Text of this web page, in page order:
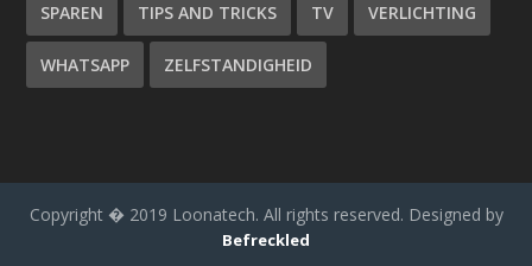
SPAREN TIPS AND TRICKS TV VERLICHTING
WHATSAPP ZELFSTANDIGHEID
Copyright � 2019 Loonatech. All rights reserved. Designed by
Befreckled